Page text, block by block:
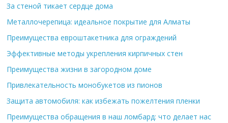
За стеной тикает сердце дома
Металлочерепица: идеальное покрытие для Алматы
Преимущества евроштакетника для ограждений
Эффективные методы укрепления кирпичных стен
Преимущества жизни в загородном доме
Привлекательность монобукетов из пионов
Защита автомобиля: как избежать пожелтения пленки
Преимущества обращения в наш ломбард: что делает нас